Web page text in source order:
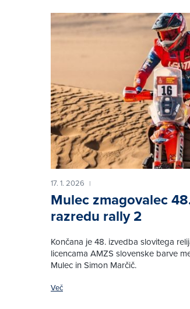
17. 1. 2026 |
Mulec zmagovalec
razredu rally 2
Končana je 48. izvedba slovitega
licencama AMZS slovenske barve
Mulec in Simon Marčič.
Več